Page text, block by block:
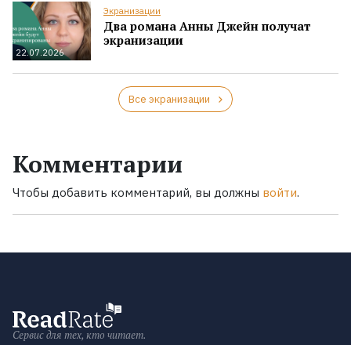
22.07.2026
Экранизации
Два романа Анны Джейн получат
экранизации
Все экранизации
Комментарии
Чтобы добавить комментарий, вы должны войти.
Сервис для тех, кто читает.